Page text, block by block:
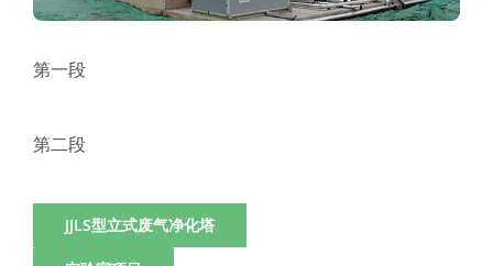
第一段
第二段
JJLS型立式废气净化塔